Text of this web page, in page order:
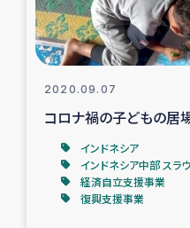
2020.09.07
コロナ禍の子どもの居
インドネシア
インドネシア中部 スラ
経済自立支援事業
復興支援事業